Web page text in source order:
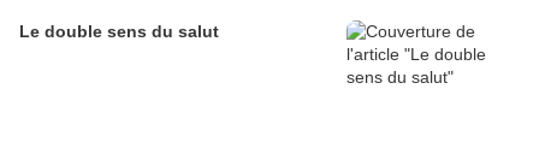
Le double sens du salut